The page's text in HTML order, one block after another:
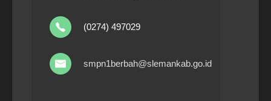
(0274) 497029
smpn1berbah@slemankab.go.id